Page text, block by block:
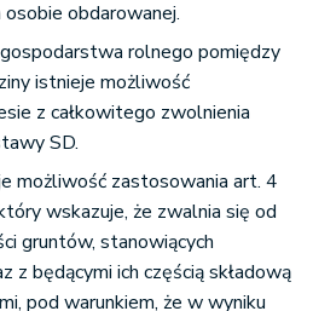
obdarowanej.
rolnego pomiędzy
istnieje możliwość
z całkowitego zwolnienia
SD.
możliwość zastosowania art. 4
wskazuje, że zwalnia się od
gruntów, stanowiących
z będącymi ich częścią składową
pod warunkiem, że w wyniku